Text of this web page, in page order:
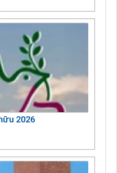
2026